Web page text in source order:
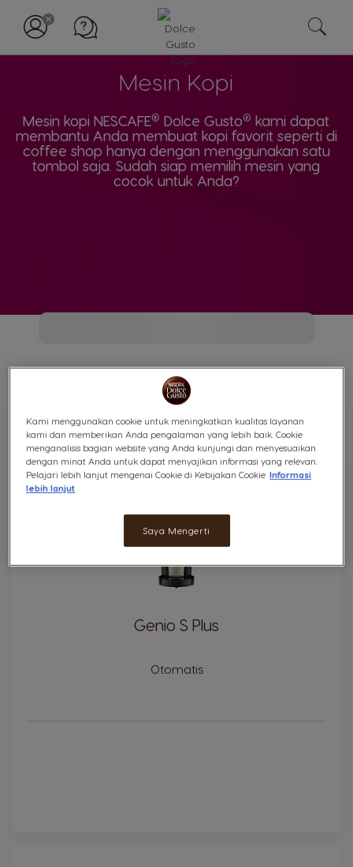
Mesin Kopi
Mesin kopi NESCAFE® Dolce Gusto® kami dapat
membantu Anda membuat kopi favorit seperti di
coffee shop hanya dengan menggunakan satu
tombol saja. Sudah siap memilih mesin yang
cocok untuk Anda?
MINI ME
3 results
URUTKAN
Posisi
Genio S Plus
Otomatis
Kami menggunakan cookie untuk meningkatkan kualitas layanan
kami dan memberikan Anda pengalaman yang lebih baik. Cookie
menganalisis bagian website yang Anda kunjungi dan menyesuaikan
dengan minat Anda untuk dapat menyajikan informasi yang relevan.
Pelajari lebih lanjut mengenai Cookie di Kebijakan Cookie Informasi
lebih lanjut
Saya Mengerti